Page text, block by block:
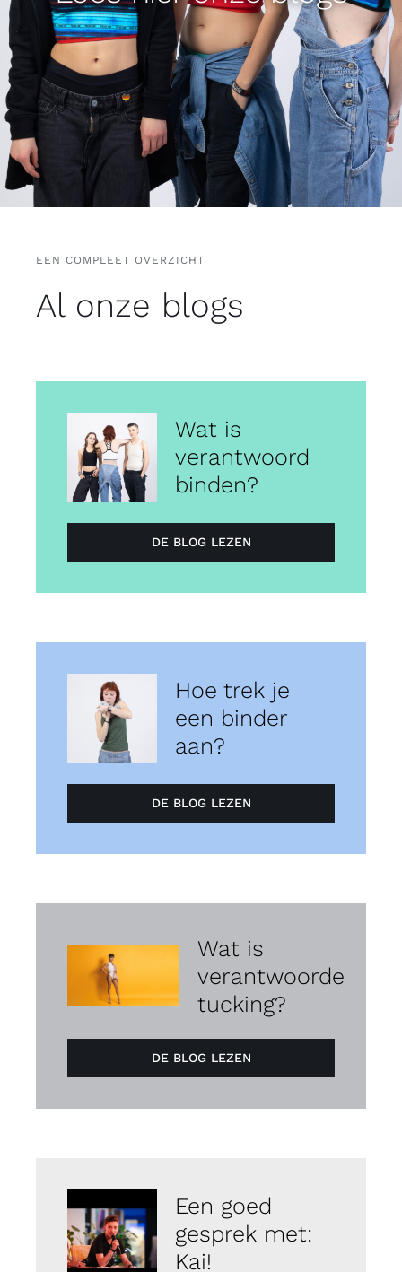
Gratis binders
Reviews
EEN COMPLEET OVERZICHT
Al onze blogs
Wat is
verantwoord
binden?
DE BLOG LEZEN
Hoe trek je
een binder
aan?
DE BLOG LEZEN
Wat is
verantwoorde
tucking?
DE BLOG LEZEN
Een goed
gesprek met:
Kai!